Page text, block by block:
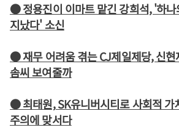
● 정용진이 이마트 맡긴 강희석, '하
지났다' 소신
● 재무 어려움 겪는 CJ제일제당, 신현
솜씨 보여줄까
● 최태원, SK유니버시티로 사회적 가
주의에 맞서다